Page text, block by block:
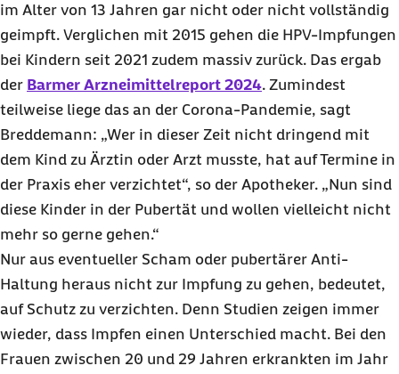
im Alter von 13 Jahren gar nicht oder nicht vollständig
geimpft. Verglichen mit 2015 gehen die HPV-Impfungen
bei Kindern seit 2021 zudem massiv zurück. Das ergab
der Barmer Arzneimittelreport 2024. Zumindest
teilweise liege das an der Corona-Pandemie, sagt
Breddemann: „Wer in dieser Zeit nicht dringend mit
dem Kind zu Ärztin oder Arzt musste, hat auf Termine in
der Praxis eher verzichtet“, so der Apotheker. „Nun sind
diese Kinder in der Pubertät und wollen vielleicht nicht
mehr so gerne gehen.“
Nur aus eventueller Scham oder pubertärer Anti-
Haltung heraus nicht zur Impfung zu gehen, bedeutet,
auf Schutz zu verzichten. Denn Studien zeigen immer
wieder, dass Impfen einen Unterschied macht. Bei den
Frauen zwischen 20 und 29 Jahren erkrankten im Jahr